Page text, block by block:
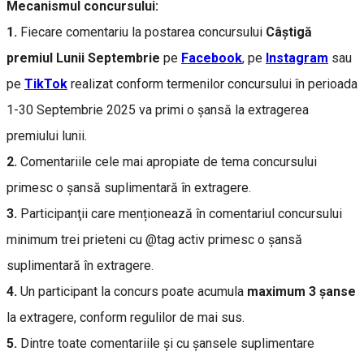
Mecanismul concursului:
1. Fiecare comentariu la postarea concursului Câştigă
premiul Lunii Septembrie pe Facebook, pe Instagram sau
pe TikTok realizat conform termenilor concursului în perioada
1-30 Septembrie 2025 va primi o şansă la extragerea
premiului lunii.
2. Comentariile cele mai apropiate de tema concursului
primesc o șansă suplimentară în extragere.
3. Participanţii care menționează în comentariul concursului
minimum trei prieteni cu @tag activ primesc o șansă
suplimentară în extragere.
4. Un participant la concurs poate acumula maximum 3 şanse
la extragere, conform regulilor de mai sus.
5. Dintre toate comentariile și cu șansele suplimentare